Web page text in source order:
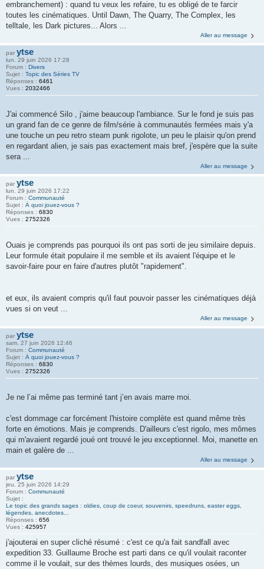
embranchement) : quand tu veux les refaire, tu es obligé de te farcir
toutes les cinématiques. Until Dawn, The Quarry, The Complex, les
telltale, les Dark pictures... Alors ...
Aller au message
par ytse
lun. 29 juin 2026 17:28
Forum : Divers
Sujet : Topic des Séries TV
Réponses : 6461
Vues : 2032466
J'ai commencé Silo , j'aime beaucoup l'ambiance. Sur le fond je suis pas
un grand fan de ce genre de film/série à communautés fermées mais y'a
une touche un peu retro steam punk rigolote, un peu le plaisir qu'on prend
en regardant alien, je sais pas exactement mais bref, j'espère que la suite
sera ...
Aller au message
par ytse
lun. 29 juin 2026 17:22
Forum : Communauté
Sujet : À quoi jouez-vous ?
Réponses : 6830
Vues : 2752326
Ouais je comprends pas pourquoi ils ont pas sorti de jeu similaire depuis.
Leur formule était populaire il me semble et ils avaient l'équipe et le
savoir-faire pour en faire d'autres plutôt "rapidement".
et eux, ils avaient compris qu'il faut pouvoir passer les cinématiques déjà
vues si on veut ...
Aller au message
par ytse
sam. 27 juin 2026 12:46
Forum : Communauté
Sujet : À quoi jouez-vous ?
Réponses : 6830
Vues : 2752326
Je ne l’ai même pas terminé tant j’en avais marre moi.
c'est dommage car forcément l'histoire complète est quand même très
forte en émotions. Mais je comprends. D'ailleurs c'est rigolo, mes mômes
qui m'avaient regardé joué ont trouvé le jeu exceptionnel. Moi, manette en
main et galère de ...
Aller au message
par ytse
jeu. 25 juin 2026 14:29
Forum : Communauté
Sujet :
Le topic des grands sages : oldies, coup de coeur, souvenirs, speedruns, easter eggs,
légendes, anecdotes...
Réponses : 656
Vues : 425957
j'ajouterai en super cliché résumé : c'est ce qu'a fait sandfall avec
expedition 33. Guillaume Broche est parti dans ce qu'il voulait raconter
comme il le voulait, sur des thèmes lourds, des musiques osées, un